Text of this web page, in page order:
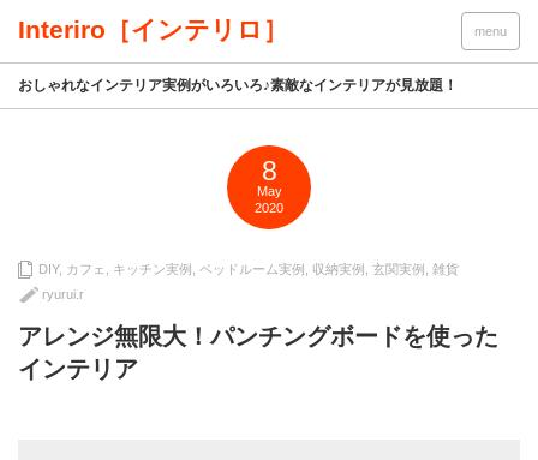
Interiro［インテリロ］ menu
おしゃれなインテリア実例がいろいろ♪素敵なインテリアが見放題！
8
May
2020
DIY, カフェ キッチン実例 ベッドルーム実例 収納実例 玄関実例 雑貨
ryurui.r
アレンジ無限大！パンチングボードを使った
インテリア